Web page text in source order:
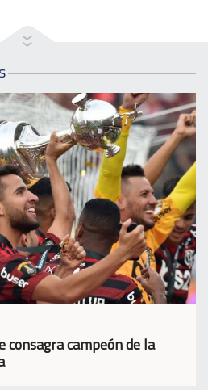
consagra campeón de la